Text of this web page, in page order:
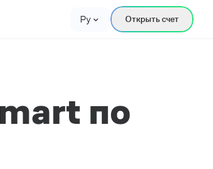
Ру Открыть счет
по